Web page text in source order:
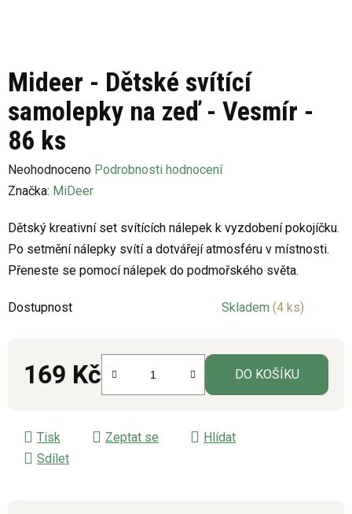
Mideer - Dětské svítící
samolepky na zeď - Vesmír -
86 ks
Průměrné
hodnocení
je
0,0
z
hvězdiček.
Neohodnoceno Podrobnosti hodnocení
Značka: MiDeer
Dětský kreativní set svítících nálepek k vyzdobení pokojíčku.
Po setmění nálepky svítí a dotvářejí atmosféru v místnosti.
Přeneste se pomocí nálepek do podmořského světa.
Dostupnost Skladem (4 ks)
169 Kč DO KOŠÍKU
Tisk Zeptat se
Hlídat
Sdílet